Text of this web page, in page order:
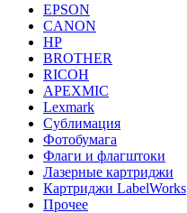
EPSON
CANON
HP
BROTHER
RICOH
APEXMIC
Lexmark
Сублимация
Фотобумага
Флаги и флагштоки
Лазерные картриджи
Картриджи LabelWorks
Прочее